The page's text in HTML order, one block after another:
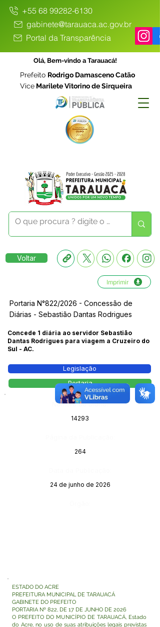
+55 68 99282-6130
gabinete@tarauaca.ac.gov.br
Portal da Transparência
Olá, Bem-vindo a Tarauacá!
Prefeito Rodrigo Damasceno Catão
Vice Marilete Vitorino de Sirqueira
Voltar
Imprimir
Portaria N°822/2026 - Concessão de
Diárias - Sebastião Dantas Rodrigues
Concede 1 diária ao servidor Sebastião
Dantas Rodrigues para viagem a Cruzeiro do
Sul - AC.
Legislação
Portaria
Número do Diário:
14293
264
24 de junho de 2026
ESTADO DO ACRE
PREFEITURA MUNICIPAL DE TARAUACÁ
GABINETE DO PREFEITO
PORTARIA Nº 822, DE 17 DE JUNHO DE 2026
O PREFEITO DO MUNICÍPIO DE TARAUACÁ, Estado
do Acre, no uso de suas atribuições legais previstas